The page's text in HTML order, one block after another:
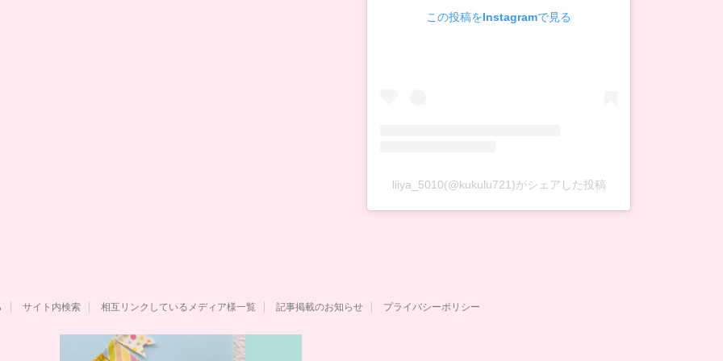
この投稿をInstagramで見る
liiya_5010(@kukulu721)がシェアした投稿
サイト内検索 相互リンクしているメディア様一覧 記事掲載のお知らせ プライバシーポリシー